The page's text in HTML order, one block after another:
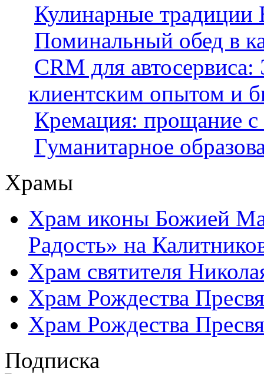
Кулинарные традиции
Поминальный обед в
CRM для
клиентским опытом и
Кремация: прощание с
Гуманитарное
Храмы
Храм иконы Божией
Радость» на
Храм святителя
Храм Рождества
Храм Рождества
Подписка